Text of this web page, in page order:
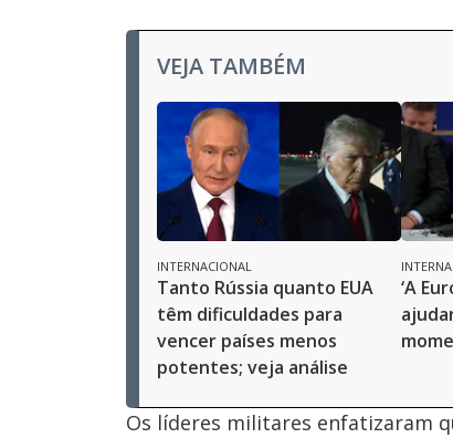
VEJA TAMBÉM
INTERNACIONAL
Tanto Rússia quanto EUA
têm dificuldades para
vencer países menos
potentes; veja análise
‘A
Os líderes militares enfatizaram